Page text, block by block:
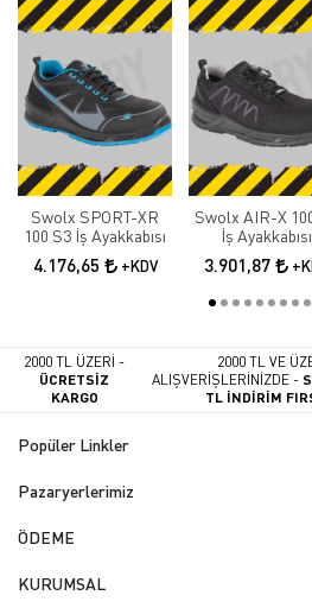
Swolx SPORT-XR
100 S3 İş Ayakkabısı
4.176,65 +KDV
Swolx AIR-X
İş Ayakkabısı
3.901,87
2000 TL ÜZERİ -
ÜCRETSİZ
KARGO
2000 TL VE
ALIŞVERİŞLERİNİZDE -
TL İNDİRİM
Popüler Linkler
Pazaryerlerimiz
ÖDEME
KURUMSAL